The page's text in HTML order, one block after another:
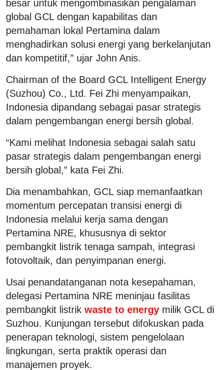
besar untuk mengombinasikan pengalaman
global GCL dengan kapabilitas dan
pemahaman lokal Pertamina dalam
menghadirkan solusi energi yang berkelanjutan
dan kompetitif,” ujar John Anis.
Chairman of the Board GCL Intelligent Energy
(Suzhou) Co., Ltd. Fei Zhi menyampaikan,
Indonesia dipandang sebagai pasar strategis
dalam pengembangan energi bersih global.
“Kami melihat Indonesia sebagai salah satu
pasar strategis dalam pengembangan energi
bersih global,” kata Fei Zhi.
Dia menambahkan, GCL siap memanfaatkan
momentum percepatan transisi energi di
Indonesia melalui kerja sama dengan
Pertamina NRE, khususnya di sektor
pembangkit listrik tenaga sampah, integrasi
fotovoltaik, dan penyimpanan energi.
Usai penandatanganan nota kesepahaman,
delegasi Pertamina NRE meninjau fasilitas
pembangkit listrik waste to energy milik GCL di
Suzhou. Kunjungan tersebut difokuskan pada
penerapan teknologi, sistem pengelolaan
lingkungan, serta praktik operasi dan
manajemen proyek.